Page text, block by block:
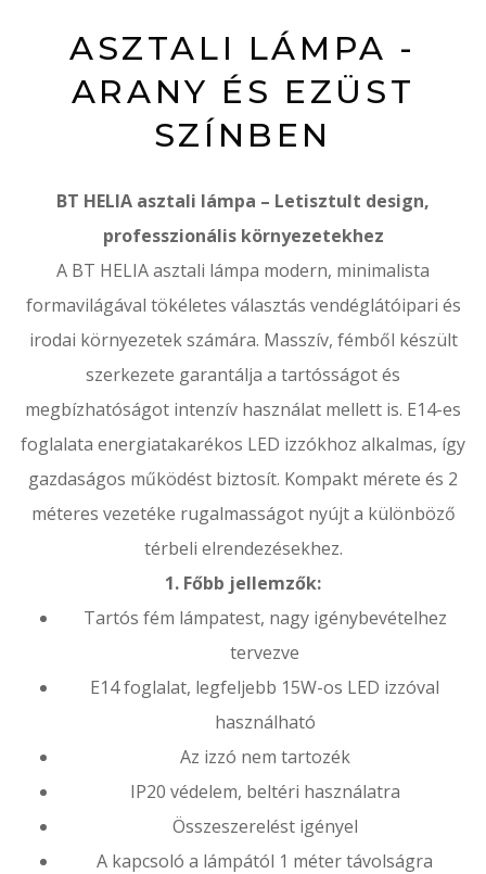
ASZTALI LÁMPA -
ARANY ÉS EZÜST
SZÍNBEN
BT HELIA asztali lámpa – Letisztult design,
professzionális környezetekhez
A BT HELIA asztali lámpa modern, minimalista
formavilágával tökéletes választás vendéglátóipari és
irodai környezetek számára. Masszív, fémből készült
szerkezete garantálja a tartósságot és
megbízhatóságot intenzív használat mellett is. E14-es
foglalata energiatakarékos LED izzókhoz alkalmas, így
gazdaságos működést biztosít. Kompakt mérete és 2
méteres vezetéke rugalmasságot nyújt a különböző
térbeli elrendezésekhez.
1. Főbb jellemzők:
Tartós fém lámpatest, nagy igénybevételhez
tervezve
E14 foglalat, legfeljebb 15W-os LED izzóval
használható
Az izzó nem tartozék
IP20 védelem, beltéri használatra
Összeszerelést igényel
A kapcsoló a lámpától 1 méter távolságra